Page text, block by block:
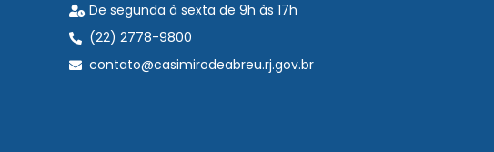
De segunda à sexta de 9h às 17h
(22) 2778-9800
contato@casimirodeabreu.rj.gov.br